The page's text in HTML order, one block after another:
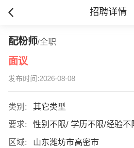
招聘详情
配粉师/全职
面议
发布时间:2026-08-08
类别:
其它类型
要求:
性别不限/ 学历不限/经验不
区域:
山东潍坊市高密市